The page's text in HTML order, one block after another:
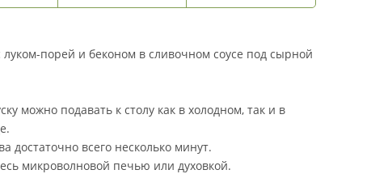
порей и беконом в сливочном соусе под сырной
можно подавать к столу как в холодном, так и в
достаточно всего несколько минут.
микроволновой печью или духовкой.